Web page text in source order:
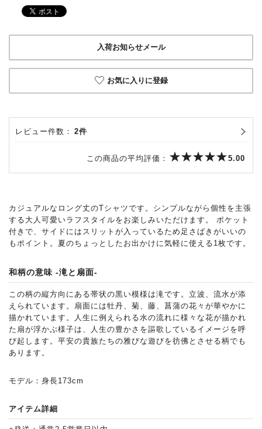
入荷お知らせメール
お気に入りに登録
レビュー件数： 2件
この商品の平均評価： 5.00
カジュアルなロング丈のTシャツです。シンプルながら個性を主張
する大人可愛いラフスタイルをお楽しみいただけます。 ポケット
付きで、サイドにはスリットが入っているため足さばきがいいの
もポイント。夏のちょっとしたお出かけに気軽に使える1枚です。
和柄の意味 -滝と扇面-
この柄の縦方向にある帯状の黒い模様は滝です。立波、流水が添
えられています。扇面には牡丹、菊、藤、菖蒲の花々が華やかに
描かれています。人生に例えられる水の流れに様々な花が描かれ
た扇が浮かぶ様子は、人生の豊かさを謳歌しているイメージを呼
び起します。平安の貴族たちの雅びな遊びを彷佛とさせる柄でも
あります。
モデル：身長173cm
アイテム詳細